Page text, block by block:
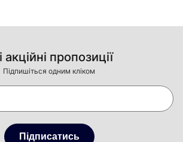
акційні пропозиції
Підпишіться одним кліком
Підписатись